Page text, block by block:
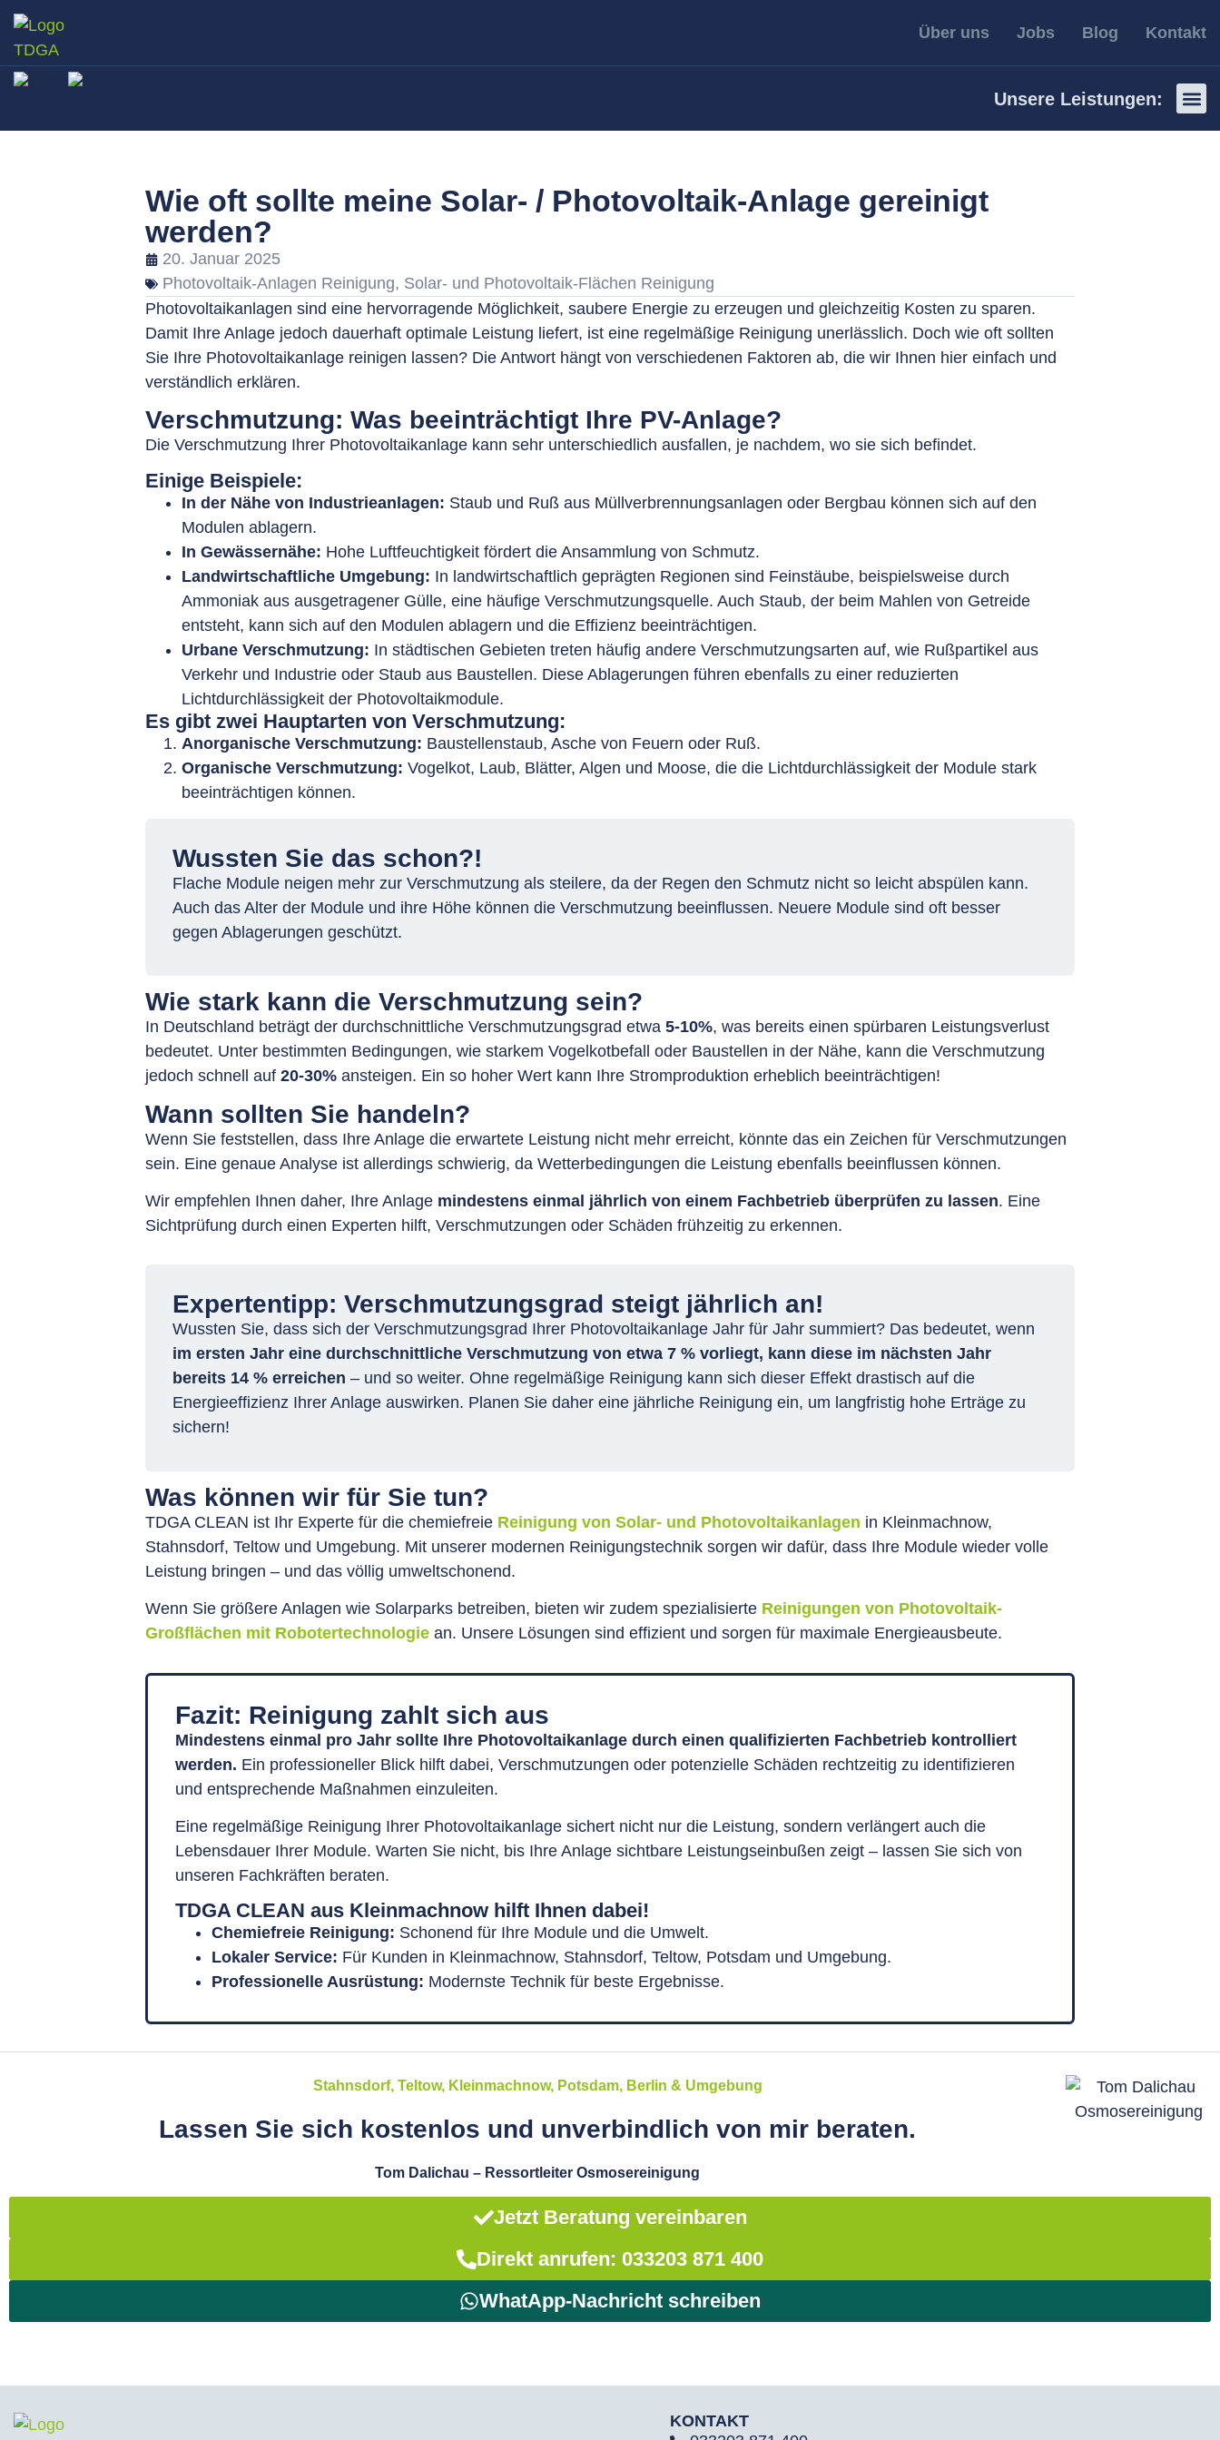
Über uns Jobs Blog Kontakt
Unsere Leistungen:
Wie oft sollte meine Solar- / Photovoltaik-Anlage gereinigt
werden?
20. Januar 2025
Photovoltaik-Anlagen Reinigung, Solar- und Photovoltaik-Flächen Reinigung
Photovoltaikanlagen sind eine hervorragende Möglichkeit, saubere Energie zu erzeugen und gleichzeitig Kosten zu sparen.
Damit Ihre Anlage jedoch dauerhaft optimale Leistung liefert, ist eine regelmäßige Reinigung unerlässlich. Doch wie oft sollten
Sie Ihre Photovoltaikanlage reinigen lassen? Die Antwort hängt von verschiedenen Faktoren ab, die wir Ihnen hier einfach und
verständlich erklären.
Verschmutzung: Was beeinträchtigt Ihre PV-Anlage?
Die Verschmutzung Ihrer Photovoltaikanlage kann sehr unterschiedlich ausfallen, je nachdem, wo sie sich befindet.
Einige Beispiele:
In der Nähe von Industrieanlagen: Staub und Ruß aus Müllverbrennungsanlagen oder Bergbau können sich auf den
Modulen ablagern.
In Gewässernähe: Hohe Luftfeuchtigkeit fördert die Ansammlung von Schmutz.
Landwirtschaftliche Umgebung: In landwirtschaftlich geprägten Regionen sind Feinstäube, beispielsweise durch
Ammoniak aus ausgetragener Gülle, eine häufige Verschmutzungsquelle. Auch Staub, der beim Mahlen von Getreide
entsteht, kann sich auf den Modulen ablagern und die Effizienz beeinträchtigen.
Urbane Verschmutzung: In städtischen Gebieten treten häufig andere Verschmutzungsarten auf, wie Rußpartikel aus
Verkehr und Industrie oder Staub aus Baustellen. Diese Ablagerungen führen ebenfalls zu einer reduzierten
Lichtdurchlässigkeit der Photovoltaikmodule.
Es gibt zwei Hauptarten von Verschmutzung:
Anorganische Verschmutzung: Baustellenstaub, Asche von Feuern oder Ruß.
Organische Verschmutzung: Vogelkot, Laub, Blätter, Algen und Moose, die die Lichtdurchlässigkeit der Module stark
beeinträchtigen können.
Wussten Sie das schon?!
Flache Module neigen mehr zur Verschmutzung als steilere, da der Regen den Schmutz nicht so leicht abspülen kann.
Auch das Alter der Module und ihre Höhe können die Verschmutzung beeinflussen. Neuere Module sind oft besser
gegen Ablagerungen geschützt.
Wie stark kann die Verschmutzung sein?
In Deutschland beträgt der durchschnittliche Verschmutzungsgrad etwa 5-10%, was bereits einen spürbaren Leistungsverlust
bedeutet. Unter bestimmten Bedingungen, wie starkem Vogelkotbefall oder Baustellen in der Nähe, kann die Verschmutzung
jedoch schnell auf 20-30% ansteigen. Ein so hoher Wert kann Ihre Stromproduktion erheblich beeinträchtigen!
Wann sollten Sie handeln?
Wenn Sie feststellen, dass Ihre Anlage die erwartete Leistung nicht mehr erreicht, könnte das ein Zeichen für Verschmutzungen
sein. Eine genaue Analyse ist allerdings schwierig, da Wetterbedingungen die Leistung ebenfalls beeinflussen können.
Wir empfehlen Ihnen daher, Ihre Anlage mindestens einmal jährlich von einem Fachbetrieb überprüfen zu lassen. Eine
Sichtprüfung durch einen Experten hilft, Verschmutzungen oder Schäden frühzeitig zu erkennen.
Expertentipp: Verschmutzungsgrad steigt jährlich an!
Wussten Sie, dass sich der Verschmutzungsgrad Ihrer Photovoltaikanlage Jahr für Jahr summiert? Das bedeutet, wenn
im ersten Jahr eine durchschnittliche Verschmutzung von etwa 7 % vorliegt, kann diese im nächsten Jahr
bereits 14 % erreichen – und so weiter. Ohne regelmäßige Reinigung kann sich dieser Effekt drastisch auf die
Energieeffizienz Ihrer Anlage auswirken. Planen Sie daher eine jährliche Reinigung ein, um langfristig hohe Erträge zu
sichern!
Was können wir für Sie tun?
TDGA CLEAN ist Ihr Experte für die chemiefreie Reinigung von Solar- und Photovoltaikanlagen in Kleinmachnow,
Stahnsdorf, Teltow und Umgebung. Mit unserer modernen Reinigungstechnik sorgen wir dafür, dass Ihre Module wieder volle
Leistung bringen – und das völlig umweltschonend.
Wenn Sie größere Anlagen wie Solarparks betreiben, bieten wir zudem spezialisierte Reinigungen von Photovoltaik-
Großflächen mit Robotertechnologie an. Unsere Lösungen sind effizient und sorgen für maximale Energieausbeute.
Fazit: Reinigung zahlt sich aus
Mindestens einmal pro Jahr sollte Ihre Photovoltaikanlage durch einen qualifizierten Fachbetrieb kontrolliert
werden. Ein professioneller Blick hilft dabei, Verschmutzungen oder potenzielle Schäden rechtzeitig zu identifizieren
und entsprechende Maßnahmen einzuleiten.
Eine regelmäßige Reinigung Ihrer Photovoltaikanlage sichert nicht nur die Leistung, sondern verlängert auch die
Lebensdauer Ihrer Module. Warten Sie nicht, bis Ihre Anlage sichtbare Leistungseinbußen zeigt – lassen Sie sich von
unseren Fachkräften beraten.
TDGA CLEAN aus Kleinmachnow hilft Ihnen dabei!
Chemiefreie Reinigung: Schonend für Ihre Module und die Umwelt.
Lokaler Service: Für Kunden in Kleinmachnow, Stahnsdorf, Teltow, Potsdam und Umgebung.
Professionelle Ausrüstung: Modernste Technik für beste Ergebnisse.
Stahnsdorf, Teltow, Kleinmachnow, Potsdam, Berlin & Umgebung
Lassen Sie sich kostenlos und unverbindlich von mir beraten.
Tom Dalichau – Ressortleiter Osmosereinigung
Jetzt Beratung vereinbaren
Direkt anrufen: 033203 871 400
WhatApp-Nachricht schreiben
KONTAKT